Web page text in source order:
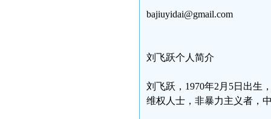
bajiuyidai@gmail.com
刘飞跃个人简介
刘飞跃，1970年2月5日出生
维权人士，非暴力主义者，